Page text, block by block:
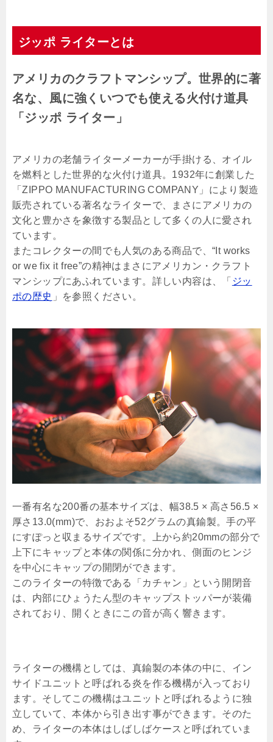
ジッポ ライターとは
アメリカのクラフトマンシップ。世界的に著
名な、風に強くいつでも使える火付け道具
「ジッポ ライター」
アメリカの老舗ライターメーカーが手掛ける、オイル
を燃料とした世界的な火付け道具。1932年に創業した
「ZIPPO MANUFACTURING COMPANY」により製造
販売されている著名なライターで、まさにアメリカの
文化と豊かさを象徴する製品として多くの人に愛され
ています。
またコレクターの間でも人気のある商品で、“It works
or we fix it free”の精神はまさにアメリカン・クラフト
マンシップにあふれています。詳しい内容は、「 ジッ
ポの歴史 」を参照ください。
一番有名な200番の基本サイズは、幅38.5 × 高さ56.5 ×
厚さ13.0(mm)で、おおよそ52グラムの真鍮製。手の平
にすぽっと収まるサイズです。上から約20mmの部分で
上下にキャップと本体の関係に分かれ、側面のヒンジ
を中心にキャップの開閉ができます。
このライターの特徴である「カチャン」という開閉音
は、内部にひょうたん型のキャップストッパーが装備
されており、開くときにこの音が高く響きます。
ライターの機構としては、真鍮製の本体の中に、イン
サイドユニットと呼ばれる炎を作る機構が入っており
ます。そしてこの機構はユニットと呼ばれるように独
立していて、本体から引き出す事ができます。そのた
め、ライターの本体はしばしばケースと呼ばれていま